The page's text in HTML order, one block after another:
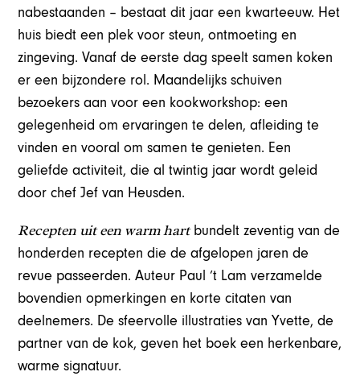
nabestaanden – bestaat dit jaar een kwarteeuw. Het
huis biedt een plek voor steun, ontmoeting en
zingeving. Vanaf de eerste dag speelt samen koken
er een bijzondere rol. Maandelijks schuiven
bezoekers aan voor een kookworkshop: een
gelegenheid om ervaringen te delen, afleiding te
vinden en vooral om samen te genieten. Een
geliefde activiteit, die al twintig jaar wordt geleid
door chef Jef van Heusden.
Recepten uit een warm hartbundelt zeventig van de
honderden recepten die de afgelopen jaren de
revue passeerden. Auteur Paul ’t Lam verzamelde
bovendien opmerkingen en korte citaten van
deelnemers. De sfeervolle illustraties van Yvette, de
partner van de kok, geven het boek een herkenbare,
warme signatuur.